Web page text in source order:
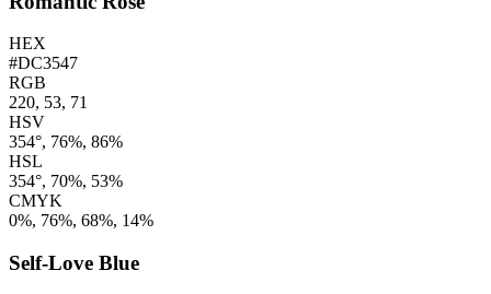
HEX
#DC3547
RGB
220, 53, 71
HSV
354°, 76%, 86%
HSL
354°, 70%, 53%
CMYK
0%, 76%, 68%, 14%
Self-Love Blue